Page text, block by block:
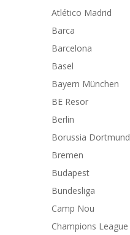
Atlético Madrid
Barca
Barcelona
Basel
Bayern München
BE Resor
Berlin
Borussia Dortmund
Bremen
Budapest
Bundesliga
Camp Nou
Champions League